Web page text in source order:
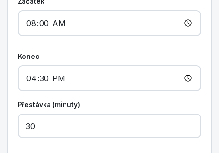
Začátek
Konec
Přestávka (minuty)